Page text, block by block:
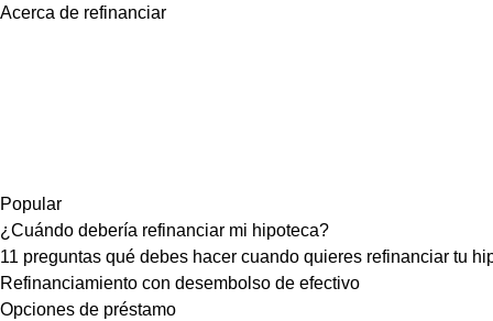
Acerca de refinanciar
Popular
¿Cuándo debería refinanciar mi hipoteca?
11 preguntas qué debes hacer cuando quieres refinanciar tu
Refinanciamiento con desembolso de efectivo
Opciones de préstamo